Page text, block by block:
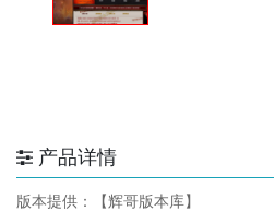
产品详情
版本提供：【辉哥版本库】